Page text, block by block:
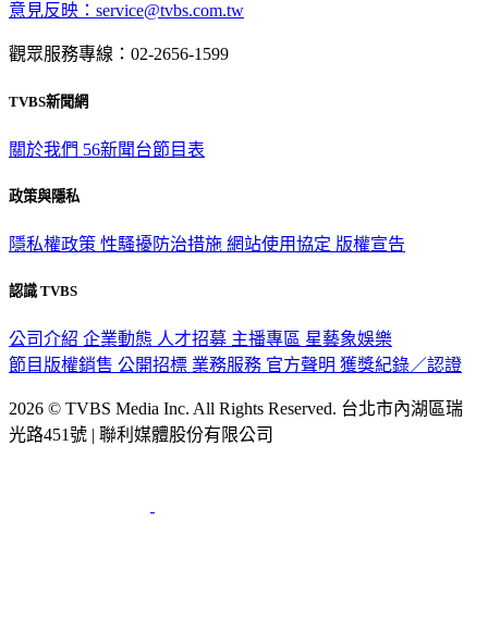
意見反映：service@tvbs.com.tw
觀眾服務專線：02-2656-1599
TVBS新聞網
關於我們 56新聞台節目表
政策與隱私
隱私權政策 性騷擾防治措施 網站使用協定 版權宣告
認識 TVBS
公司介紹 企業動態 人才招募 主播專區 星藝象娛樂
節目版權銷售 公開招標 業務服務 官方聲明 獲獎紀錄／認證
2026 © TVBS Media Inc. All Rights Reserved. 台北市內湖區瑞
光路451號 | 聯利媒體股份有限公司